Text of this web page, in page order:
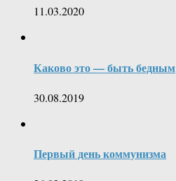
11.03.2020
Каково это — быть бедным
30.08.2019
Первый день коммунизма